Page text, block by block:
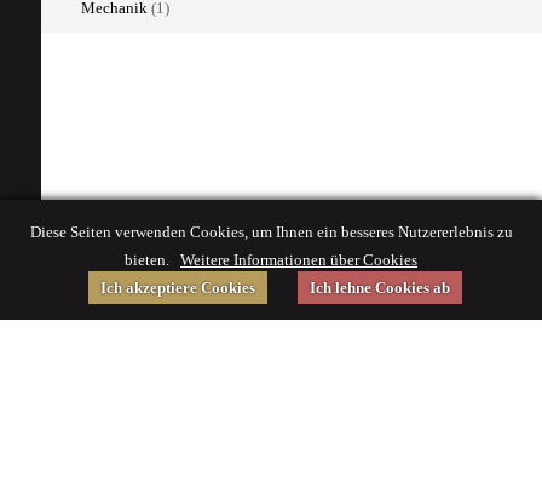
Mechanik (1)
Diese Seiten verwenden Cookies, um Ihnen ein besseres Nutzererlebnis zu
bieten. Weitere Informationen über Cookies
Ich akzeptiere Cookies
Ich lehne Cookies ab